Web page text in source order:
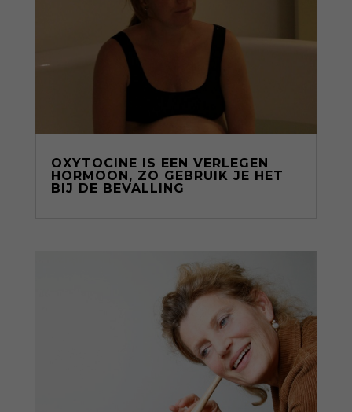
OXYTOCINE IS EEN VERLEGEN
HORMOON, ZO GEBRUIK JE HET
BIJ DE BEVALLING